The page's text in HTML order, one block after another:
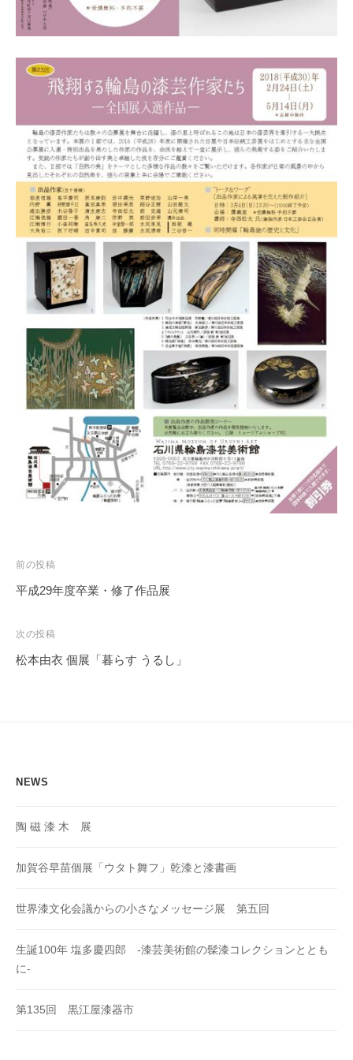
投
稿
ビ
ゲ
前の投稿
平成29年度卒業・修了作品展
次の投稿
松本由衣 個展「暮らす うるし」
NEWS
陶 磁 漆 木 展
加賀谷早苗個展「ウタト舞フ」乾漆と漆書画
世界漆文化会議からの小さなメッセージ展 第五回
生誕100年 塩多慶四郎 -漆芸美術館の髹漆コレクションととも
に-
第135回 黒江屋漆器市